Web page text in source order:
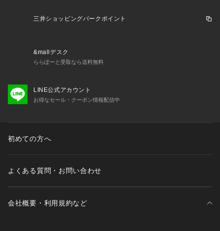
同素材のダブルブレストジャケット（商品番号：153－4103
5）とのセットアップでの着用がおすすめです。
【仕様】
・ウエスト後ろゴム
・裏地なし
す。この効果は永久的ではありません。
※掲載している一部着用・商品画像には、AI生成画像を使用し
三井ショッピングパークポイント
&mallデスク
ららぽーと受取なら送料無料
LINE公式アカウント
お得なセール・クーポン情報配信中
初めての方へ
よくある質問・お問い合わせ
会社概要・利用規約など